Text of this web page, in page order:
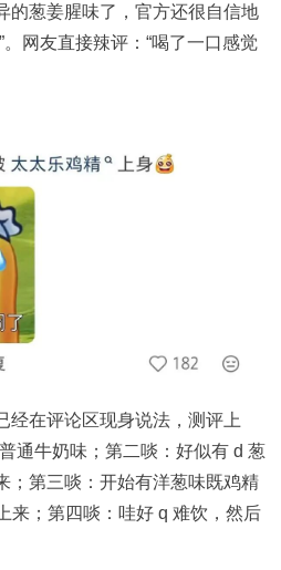
的葱姜腥味了，官方还很自信地
网友直接辣评：“喝了一口感觉
经在评论区现身说法，测评上
通牛奶味；第二啖：好似有 d 葱
；第三啖：开始有洋葱味既鸡精
来；第四啖：哇好 q 难饮，然后